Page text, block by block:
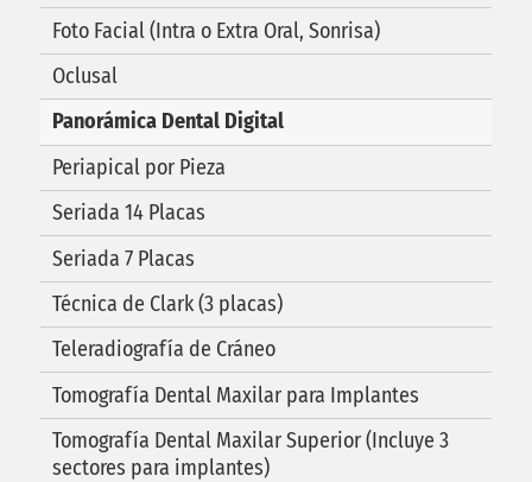
Foto Facial (Intra o Extra Oral, Sonrisa)
Oclusal
Panorámica Dental Digital
Periapical por Pieza
Seriada 14 Placas
Seriada 7 Placas
Técnica de Clark (3 placas)
Teleradiografía de Cráneo
Tomografía Dental Maxilar para Implantes
Tomografía Dental Maxilar Superior (Incluye 3
sectores para implantes)